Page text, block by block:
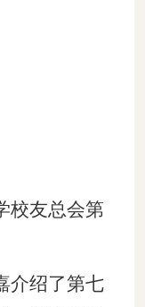
校友总会第
介绍了第七